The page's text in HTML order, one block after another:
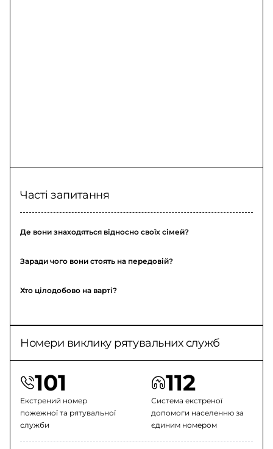
Часті запитання
Де вони знаходяться відносно своїх сімей?
Заради чого вони стоять на передовій?
Хто цілодобово на варті?
Номери виклику рятувальних служб
101
Екстрений номер
пожежної та рятувальної
служби
112
Система екстреної
допомоги населенню за
єдиним номером